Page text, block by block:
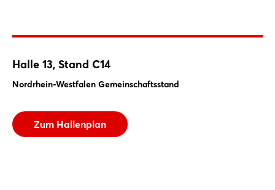
Nordrhein-Westfalen Gemeinschaftsstand
Beschreibung
Halle 13, Stand C14
Nordrhein-Westfalen Gemeinschaftsstand
Zum Hallenplan
Passwort vergessen?
Jetzt registrieren